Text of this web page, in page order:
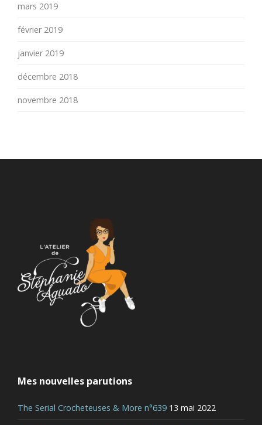
mars 2019
février 2019
janvier 2019
décembre 2018
novembre 2018
Mes nouvelles parutions
The Serial Crocheteuses & More n°639 13 mai 2022